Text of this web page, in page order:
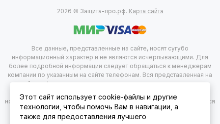
2026 © Защита-про.рф. Карта сайта
Все данные, представленные на сайте, носят сугубо
информационный характер и не являются исчерпывающими. Для
более подробной информации следует обращаться к менеджерам
компании по указанным на сайте телефонам. Вся представленная на
сайте информация, касающаяся комплектации, технических
характеристик, цветовых сочетаний, а так же стоимости продукции
носит информационный характер и не при каких условиях не является
публичной офертой, определяемой положением 2 статься 437
гражданского Кодекса Российской Федерации. Указанные цены
Этот сайт использует cookie-файлы и другие
технологии, чтобы помочь Вам в навигации, а
также для предоставления лучшего